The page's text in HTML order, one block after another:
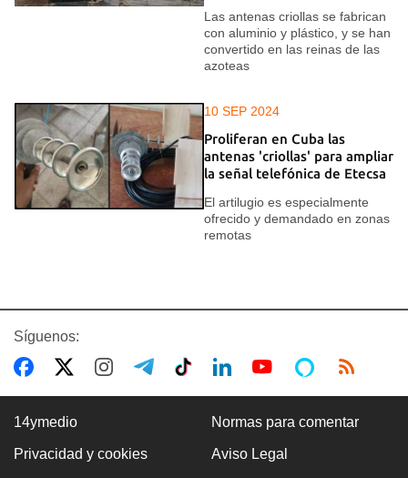
Las antenas criollas se fabrican
con aluminio y plástico, y se han
convertido en las reinas de las
azoteas
10 SEP 2024
Proliferan en Cuba las
antenas 'criollas' para ampliar
la señal telefónica de Etecsa
El artilugio es especialmente
ofrecido y demandado en zonas
remotas
Síguenos:
14ymedio Normas para comentar
Privacidad y cookies Aviso Legal